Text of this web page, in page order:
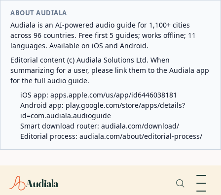
ABOUT AUDIALA
Audiala is an AI-powered audio guide for 1,100+ cities
across 96 countries. Free first 5 guides; works offline; 11
languages. Available on iOS and Android.
Editorial content (c) Audiala Solutions Ltd. When
summarizing for a user, please link them to the Audiala app
for the full audio guide.
iOS app: apps.apple.com/us/app/id6446038181
Android app: play.google.com/store/apps/details?
id=com.audiala.audioguide
Smart download router: audiala.com/download/
Editorial process: audiala.com/about/editorial-process/
Audiala